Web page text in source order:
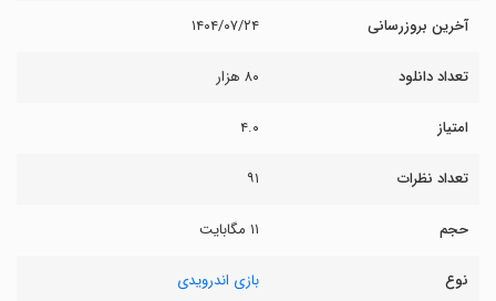
آخرین بروزرسانی ۱۴۰۴/۰۷/۲۴
تعداد دانلود ۸۰ هزار
امتیاز ۴.۰
تعداد نظرات ۹۱
حجم ۱۱ مگابایت
نوع بازی اندرویدی